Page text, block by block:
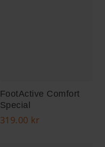
FootActive Comfort
Special
319.00 kr